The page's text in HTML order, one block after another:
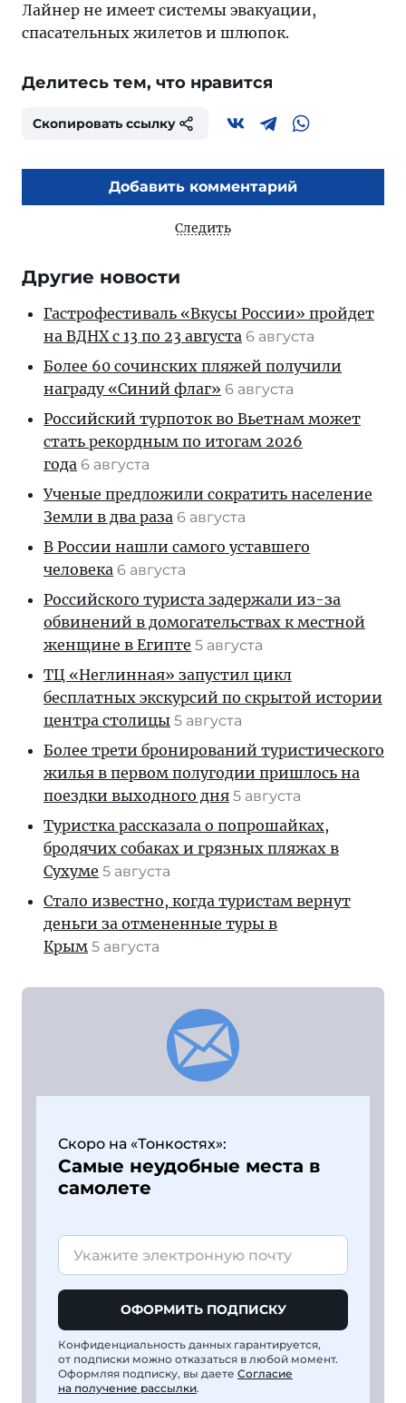
Лайнер не имеет системы эвакуации,
спасательных жилетов и шлюпок.
Делитесь тем, что нравится
Скопировать ссылку
Добавить комментарий
Следить
Другие новости
Гастрофестиваль «Вкусы России» пройдет
на ВДНХ с 13 по 23 августа 6 августа
Более 60 сочинских пляжей получили
награду «Синий флаг» 6 августа
Российский турпоток во Вьетнам может
стать рекордным по итогам 2026
года 6 августа
Ученые предложили сократить население
Земли в два раза 6 августа
В России нашли самого уставшего
человека 6 августа
Российского туриста задержали из-за
обвинений в домогательствах к местной
женщине в Египте 5 августа
ТЦ «Неглинная» запустил цикл
бесплатных экскурсий по скрытой истории
центра столицы 5 августа
Более трети бронирований туристического
жилья в первом полугодии пришлось на
поездки выходного дня 5 августа
Туристка рассказала о попрошайках,
бродячих собаках и грязных пляжах в
Сухуме 5 августа
Стало известно, когда туристам вернут
деньги за отмененные туры в
Крым 5 августа
Скоро на «Тонкостях»:
Самые неудобные места в
самолете
ОФОРМИТЬ ПОДПИСКУ
Конфиденциальность данных гарантируется,
от подписки можно отказаться в любой момент.
Оформляя подписку, вы даете Согласие
на получение рассылки.